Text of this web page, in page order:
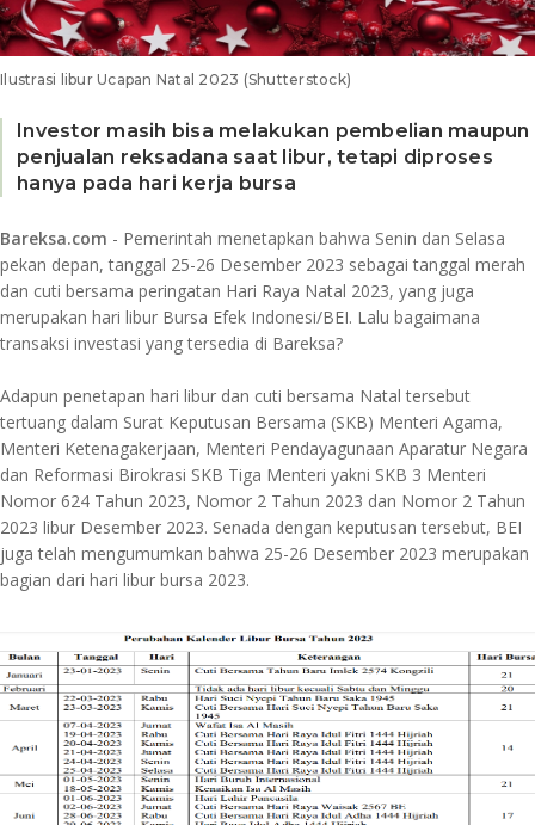
Ilustrasi libur Ucapan Natal 2023 (Shutterstock)
Investor masih bisa melakukan pembelian maupun
penjualan reksadana saat libur, tetapi diproses
hanya pada hari kerja bursa
Bareksa.com - Pemerintah menetapkan bahwa Senin dan Selasa
pekan depan, tanggal 25-26 Desember 2023 sebagai tanggal merah
dan cuti bersama peringatan Hari Raya Natal 2023, yang juga
merupakan hari libur Bursa Efek Indonesi/BEI. Lalu bagaimana
transaksi investasi yang tersedia di Bareksa?
Adapun penetapan hari libur dan cuti bersama Natal tersebut
tertuang dalam Surat Keputusan Bersama (SKB) Menteri Agama,
Menteri Ketenagakerjaan, Menteri Pendayagunaan Aparatur Negara
dan Reformasi Birokrasi SKB Tiga Menteri yakni SKB 3 Menteri
Nomor 624 Tahun 2023, Nomor 2 Tahun 2023 dan Nomor 2 Tahun
2023 libur Desember 2023. Senada dengan keputusan tersebut, BEI
juga telah mengumumkan bahwa 25-26 Desember 2023 merupakan
bagian dari hari libur bursa 2023.